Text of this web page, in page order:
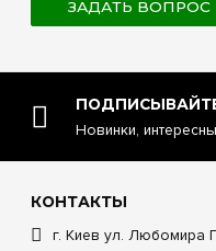
ЗАДАТЬ ВОПРОС
Новинки,
КОНТАКТЫ
г. Киев ул. Любомира